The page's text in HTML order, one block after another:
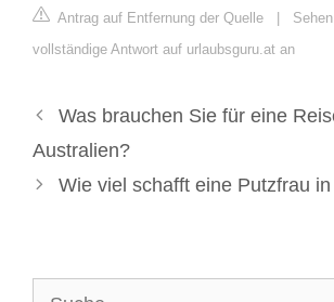
Antrag auf Entfernung der Quelle |
vollständige Antwort auf urlaubsguru.at an
Was brauchen Sie für eine
Australien?
Wie viel schafft eine Putzfrau